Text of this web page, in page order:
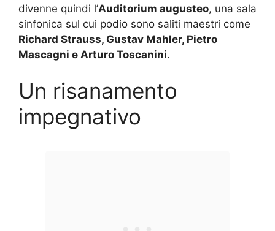
divenne quindi l’Auditorium augusteo, una sala
sinfonica sul cui podio sono saliti maestri come
Richard Strauss, Gustav Mahler, Pietro
Mascagni e Arturo Toscanini.
Un risanamento
impegnativo